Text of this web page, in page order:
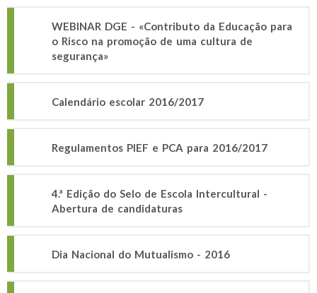
WEBINAR DGE - «Contributo da Educação para
o Risco na promoção de uma cultura de
segurança»
Calendário escolar 2016/2017
Regulamentos PIEF e PCA para 2016/2017
4.ª Edição do Selo de Escola Intercultural -
Abertura de candidaturas
Dia Nacional do Mutualismo - 2016